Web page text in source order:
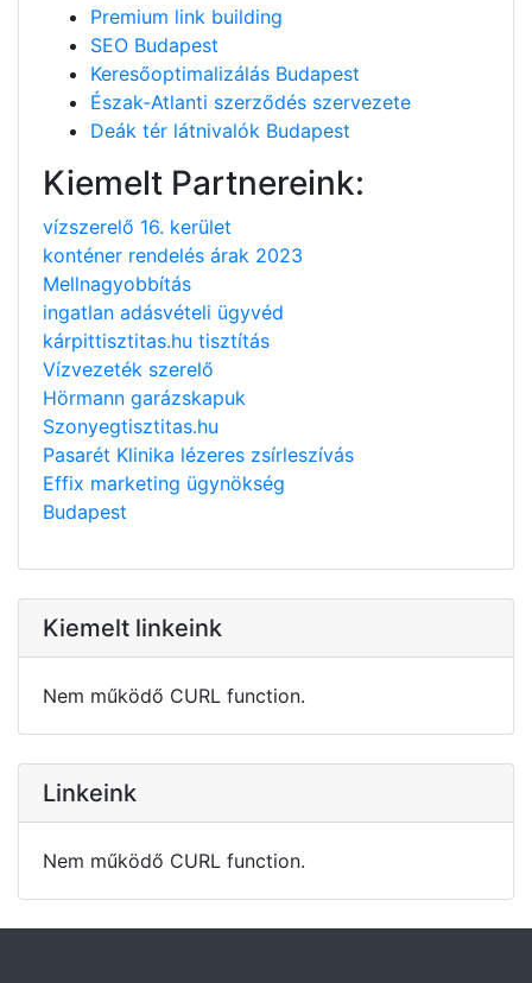
Premium link building
SEO Budapest
Keresőoptimalizálás Budapest
Észak-Atlanti szerződés szervezete
Deák tér látnivalók Budapest
Kiemelt Partnereink:
vízszerelő 16. kerület
konténer rendelés árak 2023
Mellnagyobbítás
ingatlan adásvételi ügyvéd
kárpittisztitas.hu tisztítás
Vízvezeték szerelő
Hörmann garázskapuk
Szonyegtisztitas.hu
Pasarét Klinika lézeres zsírleszívás
Effix marketing ügynökség
Budapest
Kiemelt linkeink
Nem működő CURL function.
Linkeink
Nem működő CURL function.